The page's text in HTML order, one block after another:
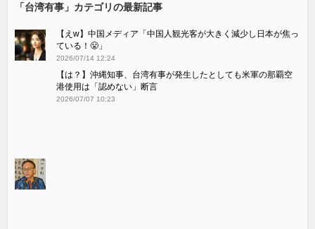
「台湾有事」カテゴリの最新記事
【えw】中国メディア「中国人観光客が大きく減少し日本が焦っ
ている！😤」
2026/07/14 12:24
【は？】沖縄知事、台湾有事が発生したとしても米軍の那覇空
港使用は「認めない」断言
2026/07/07 10:23